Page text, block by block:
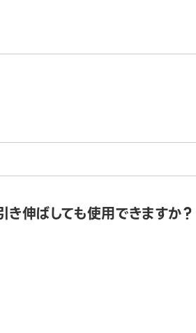
伸ばしても使用できますか？